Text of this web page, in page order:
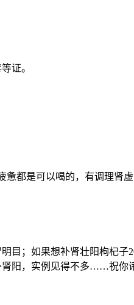
证。
都是可以喝的，有调理肾
目；如果想补肾壮阳枸杞
阳，实例见得不多……祝你